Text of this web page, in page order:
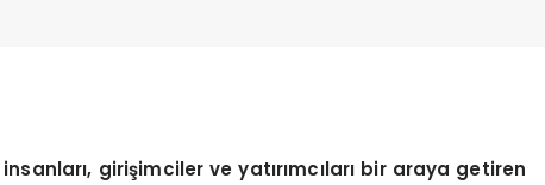
girişimciler ve yatırımcıları bir araya getiren